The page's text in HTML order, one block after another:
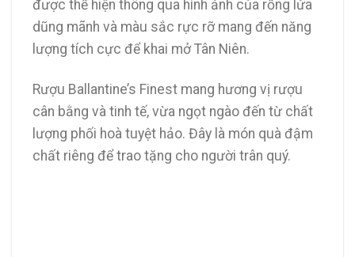
được thể hiện thông qua hình ảnh của rồng lửa
dũng mãnh và màu sắc rực rỡ mang đến năng
lượng tích cực để khai mở Tân Niên.
Rượu Ballantine’s Finest mang hương vị rượu
cân bằng và tinh tế, vừa ngọt ngào đến từ chất
lượng phối hoà tuyệt hảo. Đây là món quà đậm
chất riêng để trao tặng cho người trân quý.